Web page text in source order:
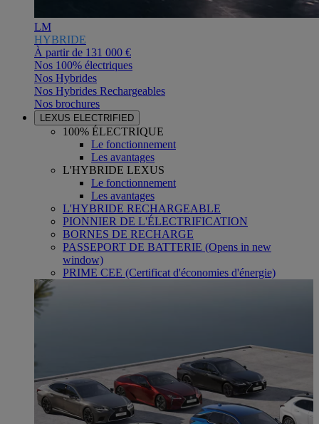
LM
HYBRIDE
À partir de 131 000 €
Nos 100% électriques
Nos Hybrides
Nos Hybrides Rechargeables
Nos brochures
LEXUS ELECTRIFIED
100% ÉLECTRIQUE
Le fonctionnement
Les avantages
L'HYBRIDE LEXUS
Le fonctionnement
Les avantages
L'HYBRIDE RECHARGEABLE
PIONNIER DE L'ÉLECTRIFICATION
BORNES DE RECHARGE
PASSEPORT DE BATTERIE (Opens in new
window)
PRIME CEE (Certificat d'économies d'énergie)